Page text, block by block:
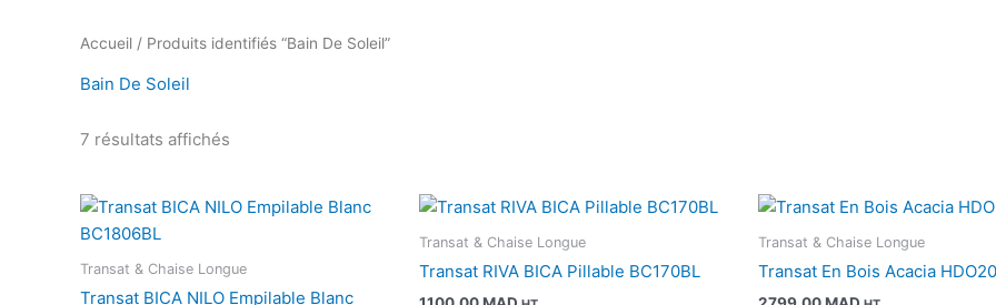
Accueil / Produits identifiés “Bain De Soleil”
Bain De Soleil
7 résultats affichés
Transat & Chaise Longue
Transat BICA NILO Empilable Blanc
Transat & Chaise Longue
Transat RIVA BICA Pillable BC170BL
Transat & Chaise Longue
Transat En Bois Acacia